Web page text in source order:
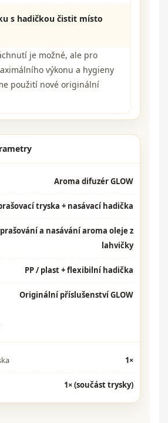
s hadičkou čistit místo
je možné, ale pro
výkonu a hygieny
použití nové originální
Aroma difuzér GLOW
tryska + nasávací hadička
a nasávání aroma oleje z
lahvičky
PP / plast + flexibilní hadička
Originální příslušenství GLOW
1×
1× (součást trysky)